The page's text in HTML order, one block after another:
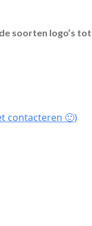
soorten logo’s
contacteren 🙂)